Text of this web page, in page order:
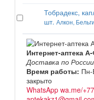
Тобрадекс,
шт. Алкон,
Интернет-аптека
Доставка по России
Время работы: Пн-
закрыто
WhatsApp wa.me/